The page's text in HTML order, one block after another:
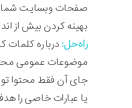
صفحات وبسایت شما
بهینه کردن بیش از
راه‌حل: درباره کلمات
موضوعات عمومی
جای آن فقط محتوا
یا عبارات خاصی را